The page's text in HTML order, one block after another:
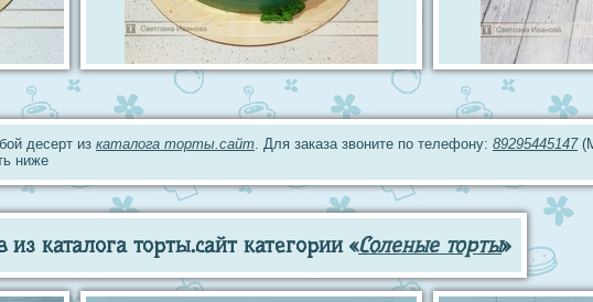
десерт из каталога торты.сайт. Для заказа звоните по телефону: 89295445147
ниже
каталога торты.сайт категории «Соленые торты»